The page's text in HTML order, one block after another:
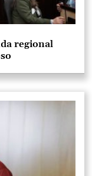
regional